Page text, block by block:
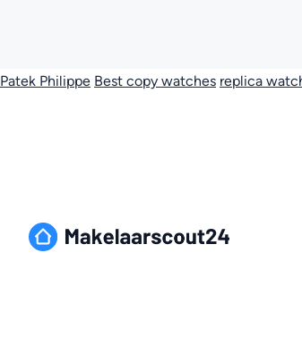
Patek Philippe Best copy watches replica